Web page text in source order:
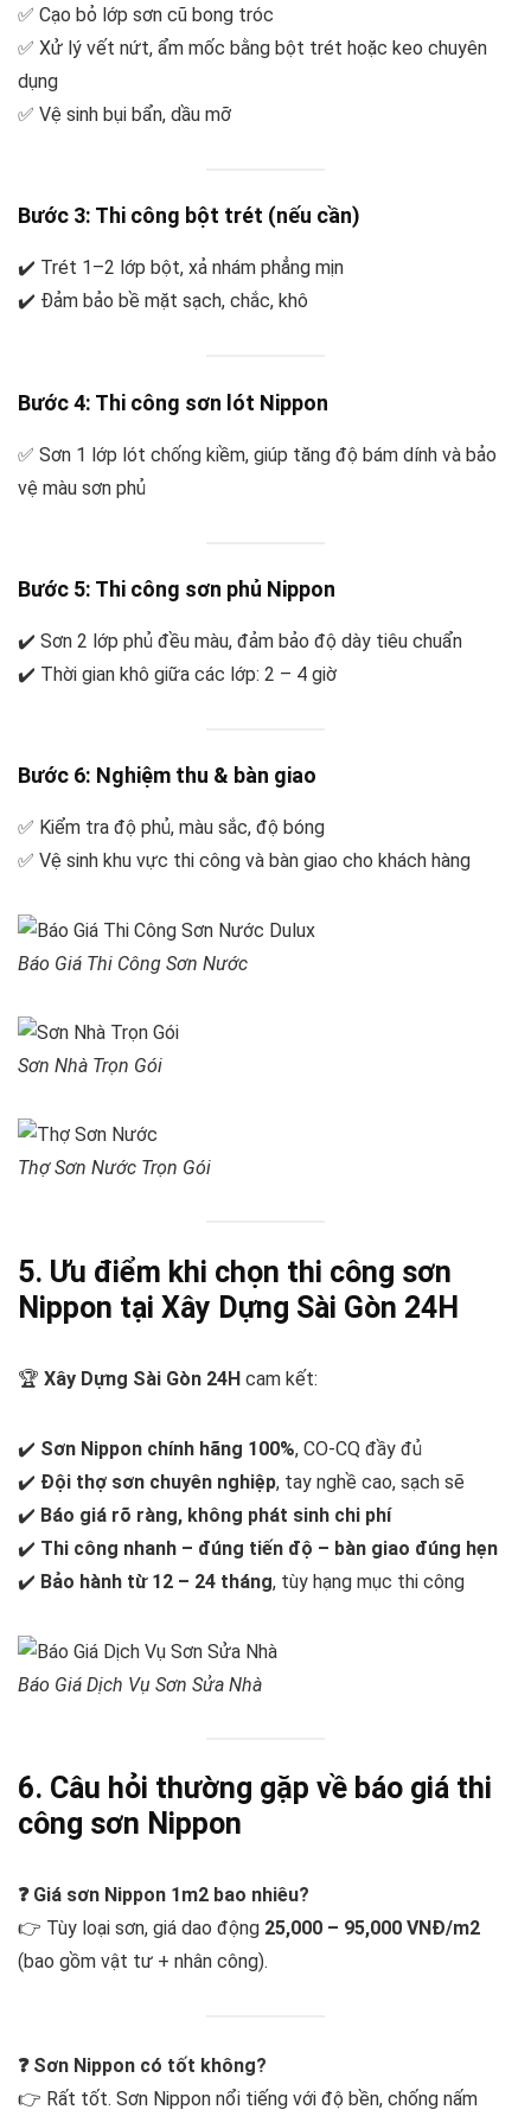
✅ Cạo bỏ lớp sơn cũ bong tróc
✅ Xử lý vết nứt, ẩm mốc bằng bột trét hoặc keo chuyên
dụng
✅ Vệ sinh bụi bẩn, dầu mỡ
Bước 3: Thi công bột trét (nếu cần)
✔️ Trét 1–2 lớp bột, xả nhám phẳng mịn
✔️ Đảm bảo bề mặt sạch, chắc, khô
Bước 4: Thi công sơn lót Nippon
✅ Sơn 1 lớp lót chống kiềm, giúp tăng độ bám dính và bảo
vệ màu sơn phủ
Bước 5: Thi công sơn phủ Nippon
✔️ Sơn 2 lớp phủ đều màu, đảm bảo độ dày tiêu chuẩn
✔️ Thời gian khô giữa các lớp: 2 – 4 giờ
Bước 6: Nghiệm thu & bàn giao
✅ Kiểm tra độ phủ, màu sắc, độ bóng
✅ Vệ sinh khu vực thi công và bàn giao cho khách hàng
Báo Giá Thi Công Sơn Nước
Sơn Nhà Trọn Gói
Thợ Sơn Nước Trọn Gói
5. Ưu điểm khi chọn thi công sơn
Nippon tại Xây Dựng Sài Gòn 24H
🏆 Xây Dựng Sài Gòn 24H cam kết:
✔️ Sơn Nippon chính hãng 100%, CO-CQ đầy đủ
✔️ Đội thợ sơn chuyên nghiệp, tay nghề cao, sạch sẽ
✔️ Báo giá rõ ràng, không phát sinh chi phí
✔️ Thi công nhanh – đúng tiến độ – bàn giao đúng hẹn
✔️ Bảo hành từ 12 – 24 tháng, tùy hạng mục thi công
Báo Giá Dịch Vụ Sơn Sửa Nhà
6. Câu hỏi thường gặp về báo giá thi
công sơn Nippon
❓ Giá sơn Nippon 1m2 bao nhiêu?
👉 Tùy loại sơn, giá dao động 25,000 – 95,000 VNĐ/m2
(bao gồm vật tư + nhân công).
❓ Sơn Nippon có tốt không?
👉 Rất tốt. Sơn Nippon nổi tiếng với độ bền, chống nấm